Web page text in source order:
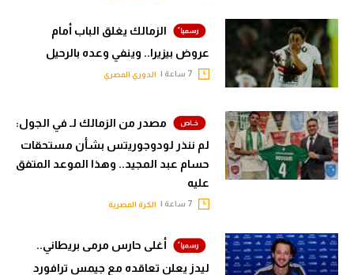
الزمالك يغلق الباب أمام
عروض بيزيرا.. وينفي وعده بالرحيل
الدوري المصري
مصدر من الزمالك لـ في الجول:
لم ننذر لودوجوريتس بشأن مستحقات
حسام عبد المجيد.. وهذا الموعد المتفق
عليه
الكرة المصرية
أغلى حارس مرمى بريطاني..
ليدز يعلن تعاقده مع جيمس ترافورد